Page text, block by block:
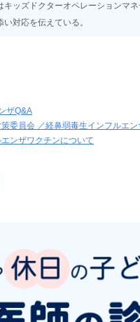
キッズドクターオペレーションマ
対応を伝えている。
ザQ&A
委員会 ／経鼻弱毒生インフルエ
ンザワクチンについて